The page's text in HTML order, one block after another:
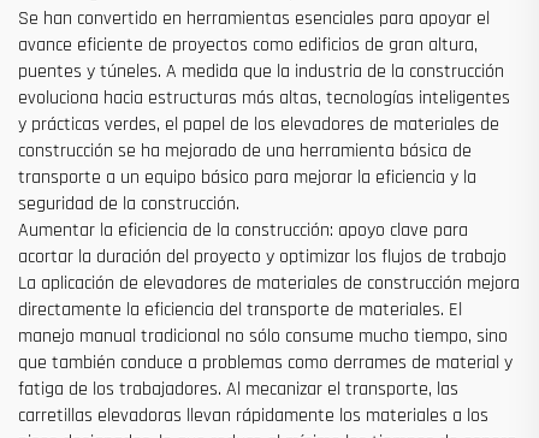
Se han convertido en herramientas esenciales para apoyar el
avance eficiente de proyectos como edificios de gran altura,
puentes y túneles. A medida que la industria de la construcción
evoluciona hacia estructuras más altas, tecnologías inteligentes
y prácticas verdes, el papel de los elevadores de materiales de
construcción se ha mejorado de una herramienta básica de
transporte a un equipo básico para mejorar la eficiencia y la
seguridad de la construcción.
Aumentar la eficiencia de la construcción: apoyo clave para
acortar la duración del proyecto y optimizar los flujos de trabajo
La aplicación de elevadores de materiales de construcción mejora
directamente la eficiencia del transporte de materiales. El
manejo manual tradicional no sólo consume mucho tiempo, sino
que también conduce a problemas como derrames de material y
fatiga de los trabajadores. Al mecanizar el transporte, las
carretillas elevadoras llevan rápidamente los materiales a los